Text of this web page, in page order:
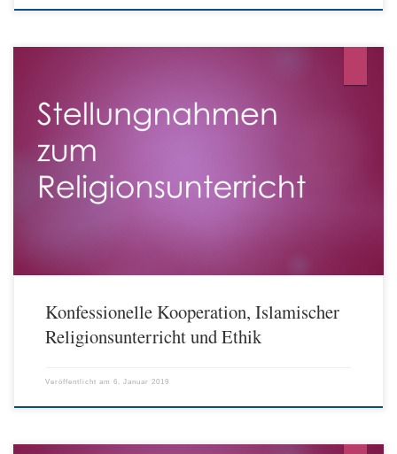
Der BKRG begrüßt die Initiative der Deutschen Bischofskonferenz, der
Spielräume zu eröffnen. Dieser längst überfällige Schritt wird dem ökumenischen
selbstverständlich ist und sich in gemeinsamem Handeln äußert. Eine
Kernkompetenz, die der Religionsunterricht […]
Konfessionelle Kooperation, Islamischer
Religionsunterricht und Ethik
Veröffentlicht am 6. Januar 2019